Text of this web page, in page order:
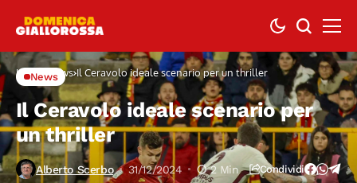
Home News Il Ceravolo ideale scenario per un thriller
News
Il Ceravolo ideale scenario per
un thriller
Alberto Scerbo 31/12/2024 2 Min Condividi